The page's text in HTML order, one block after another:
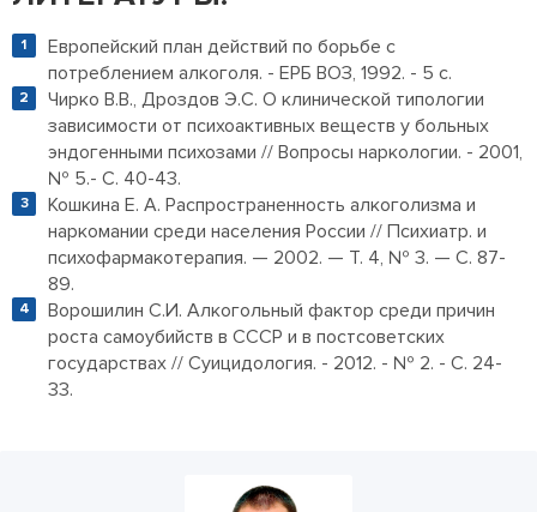
Европейский план действий по борьбе с
потреблением алкоголя. - ЕРБ ВОЗ, 1992. - 5 с.
Чирко В.В., Дроздов Э.С. О клинической типологии
зависимости от психоактивных веществ у больных
эндогенными психозами // Вопросы наркологии. - 2001,
№ 5.- С. 40-43.
Кошкина Е. А. Распространенность алкоголизма и
наркомании среди населения России // Психиатр. и
психофармакотерапия. — 2002. — Т. 4, № 3. — С. 87-
89.
Ворошилин С.И. Алкогольный фактор среди причин
роста самоубийств в СССР и в постсоветских
государствах // Суицидология. - 2012. - № 2. - С. 24-
33.